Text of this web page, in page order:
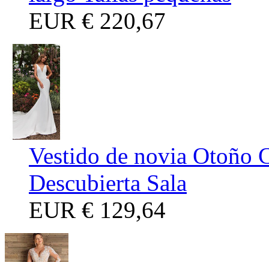
EUR € 220,67
Vestido de novia Otoño
Descubierta Sala
EUR € 129,64